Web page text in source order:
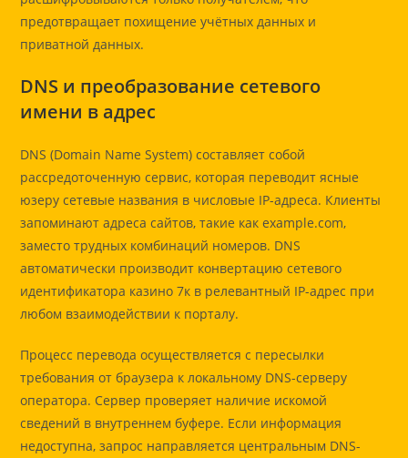
предотвращает похищение учётных данных и
приватной данных.
DNS и преобразование сетевого
имени в адрес
DNS (Domain Name System) составляет собой
рассредоточенную сервис, которая переводит ясные
юзеру сетевые названия в числовые IP-адреса. Клиенты
запоминают адреса сайтов, такие как example.com,
заместо трудных комбинаций номеров. DNS
автоматически производит конвертацию сетевого
идентификатора казино 7к в релевантный IP-адрес при
любом взаимодействии к порталу.
Процесс перевода осуществляется с пересылки
требования от браузера к локальному DNS-серверу
оператора. Сервер проверяет наличие искомой
сведений в внутреннем буфере. Если информация
недоступна, запрос направляется центральным DNS-